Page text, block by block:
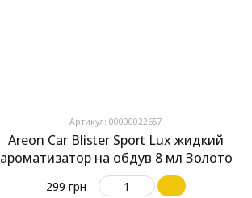
Артикул: 00000022657
Areon Car Blister Sport Lux жидкий
ароматизатор на обдув 8 мл Золото
299 грн